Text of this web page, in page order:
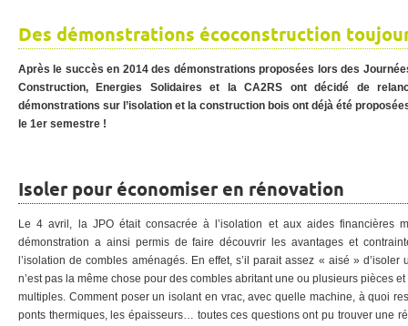
Des démonstrations écoconstruction
Après le succès en 2014 des démonstrations proposées lors des
Construction, Energies Solidaires et la CA2RS ont décidé de
démonstrations sur l’isolation et la construction bois ont déjà été
le 1er semestre !
Isoler pour économiser en rénovation
Le 4 avril, la JPO était consacrée à l’isolation et aux aides financières
démonstration a ainsi permis de faire découvrir les avantages et
l’isolation de combles aménagés. En effet, s’il parait assez « aisé »
n’est pas la même chose pour des combles abritant une ou plusieurs pièces
multiples. Comment poser un isolant en vrac, avec quelle machine, à quoi
ponts thermiques, les épaisseurs… toutes ces questions ont pu trouver une